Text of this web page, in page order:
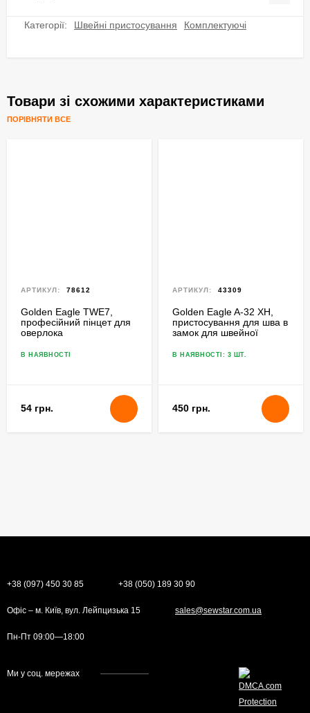
Категорії: Швейні пристосування Комплектуючі
Товари зі схожими характеристиками
ПОРІВНЯТИ ВСЕ
АРТИКУЛ: 78612
Golden Eagle TWE7,
професійний пінцет для
оверлока
В НАЯВНОСТІ
54 грн.
АРТИКУЛ: 43309
Golden Eagle A-32 XH,
пристосування для шва в
замок для швейної
стібка
В НАЯВНОСТІ: 3 ШТ.
450 грн.
+38 (097) 450 30 85 +38 (050) 189 30 90
Офіс – м. Київ, вул. Лейпцизька 15 sales@sewstar.com.ua
Пн-Пт 09:00—18:00
Ми у соц. мережах